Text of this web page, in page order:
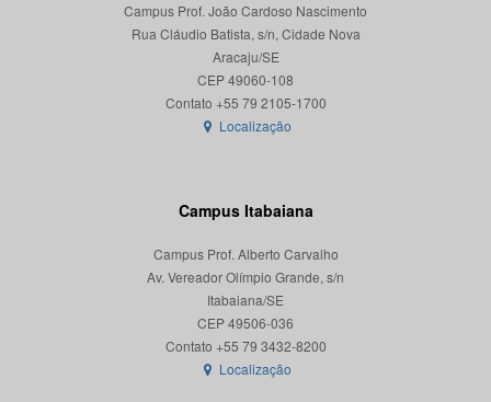
Campus Prof. João Cardoso Nascimento
Rua Cláudio Batista, s/n, Cidade Nova
Aracaju/SE
CEP 49060-108
Localização
Campus Itabaiana
Campus Prof. Alberto Carvalho
Av. Vereador Olímpio Grande, s/n
Itabaiana/SE
CEP 49506-036
Localização